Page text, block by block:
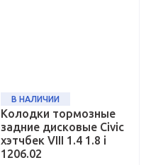
В НАЛИЧИИ
Колодки тормозные
задние дисковые Civic
хэтчбек VIII 1.4 1.8 i
1206.02